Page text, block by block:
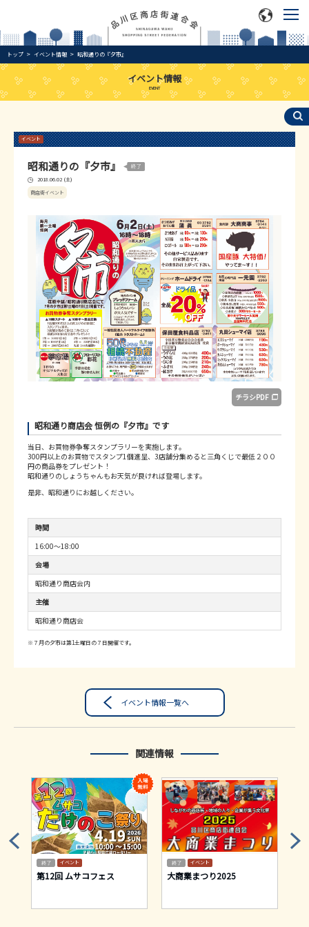
トップ イベント情報 昭和通りの『夕市』
イベント情報
EVENT
イベント
昭和通りの『夕市』
2018.06.02 (土)
商店街イベント
チラシPDF
昭和通り商店会 恒例の『夕市』です
当日、お買物券争奪スタンプラリーを実施します。
300円以上のお買物でスタンプ1個進呈、3店舗分集めると三角くじで最低２００
円の商品券をプレゼント！
昭和通りのしょうちゃんもお天気が良ければ登場します。
是非、昭和通りにお越しください。
時間
16:00～18:00
会場
昭和通り商店会内
主催
昭和通り商店会
※７月の夕市は第1土曜日の７日開催です。
イベント情報一覧へ
関連情報
イベント
第12回 ムサコフェス
イベント
大商業まつり2025